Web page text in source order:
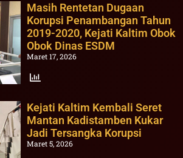
Masih Rentetan Dugaan
Korupsi Penambangan Tahun
2019-2020, Kejati Kaltim Obok
Obok Dinas ESDM
Maret 17, 2026
Kejati Kaltim Kembali Seret
Mantan Kadistamben Kukar
Jadi Tersangka Korupsi
Maret 5, 2026